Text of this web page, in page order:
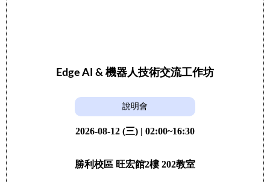
Edge AI & 機器人技術交流工作坊
說明會
2026-08-12 (三) | 02:00~16:30
勝利校區 旺宏館2樓 202教室